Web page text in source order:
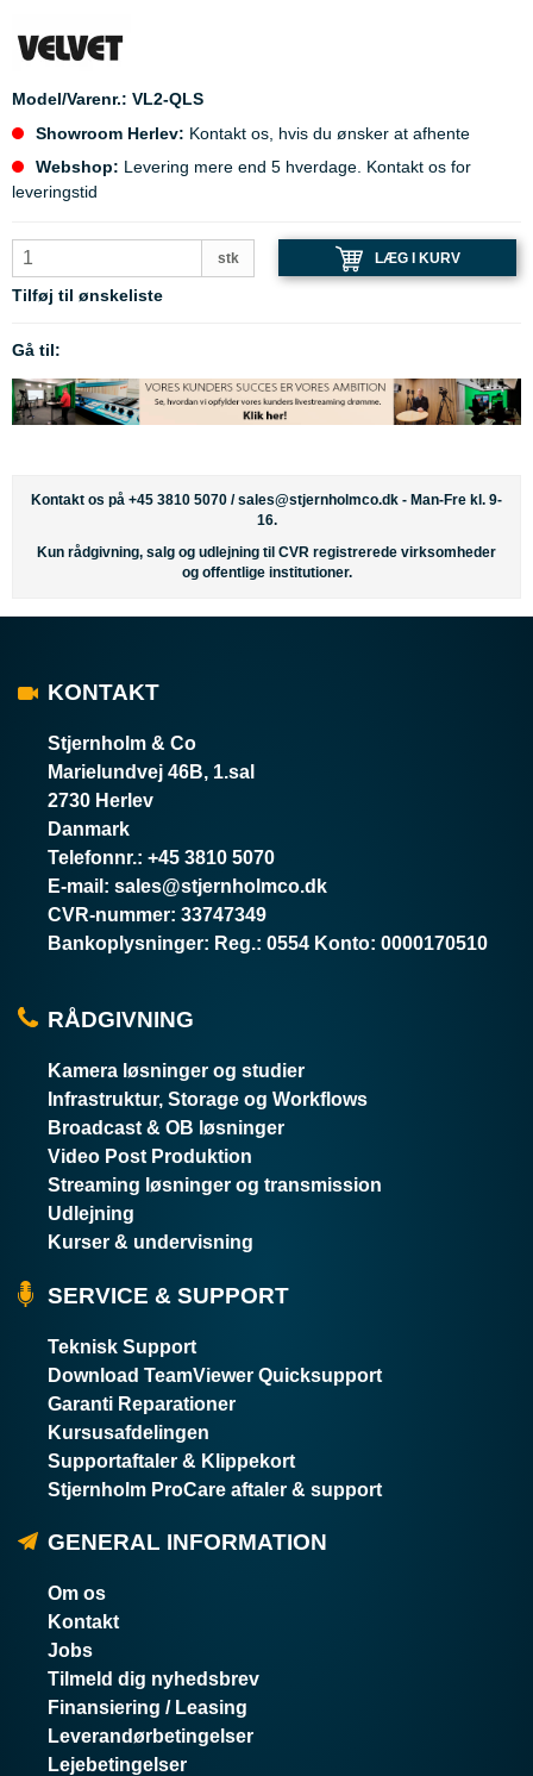
Model/Varenr.: VL2-QLS
Showroom Herlev: Kontakt os, hvis du ønsker at afhente
Webshop: Levering mere end 5 hverdage. Kontakt os for
leveringstid
stk LÆG I KURV
Tilføj til ønskeliste
Gå til:
Kontakt os på +45 3810 5070 /sales@stjernholmco.dk - Man-Fre kl. 9-
16.
Kun rådgivning, salg og udlejning til CVR registrerede virksomheder
og offentlige institutioner.
KONTAKT
Stjernholm & Co
Marielundvej 46B, 1.sal
2730 Herlev
Danmark
Telefonnr.: +45 3810 5070
E-mail : sales@stjernholmco.dk
CVR-nummer: 33747349
Bankoplysninger: Reg.: 0554 Konto: 0000170510
RÅDGIVNING
Kamera løsninger og studier
Infrastruktur, Storage og Workflows
Broadcast & OB løsninger
Video Post Produktion
Streaming løsninger og transmission
Udlejning
Kurser & undervisning
SERVICE & SUPPORT
Teknisk Support
Download TeamViewer Quicksupport
Garanti Reparationer
Kursusafdelingen
Supportaftaler & Klippekort
Stjernholm ProCare aftaler & support
GENERAL INFORMATION
Om os
Kontakt
Jobs
Tilmeld dig nyhedsbrev
Finansiering / Leasing
Leverandørbetingelser
Lejebetingelser